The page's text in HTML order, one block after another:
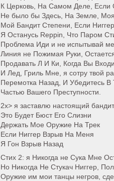
К Церковь, На Самом Деле,
Не было бы Здесь, На Земле,
Мой Бандит Степени, Если
Я Останусь Reppin, Что Паром
Проблема Иди и не испытывай
Линия не Пожимая Руки,
Продавать Л И Ки, Когда Вы
И Лед, Гриль Мне, я сотру твой
Перемотка Назад, И Убедитесь
Частью Вашего Преступности.
2х> я заставлю настоящий бандит
Это Будет Бюст Его Слизни
Держать Мое Оружие На Трек
Если Ниггер Взрыв На Меня
Я Гон Взрыв Назад
Стих 2: я Никогда не Сука Мне
Но Никогда Не Стукач Ниггер,
Оружие им мои танцы негров,